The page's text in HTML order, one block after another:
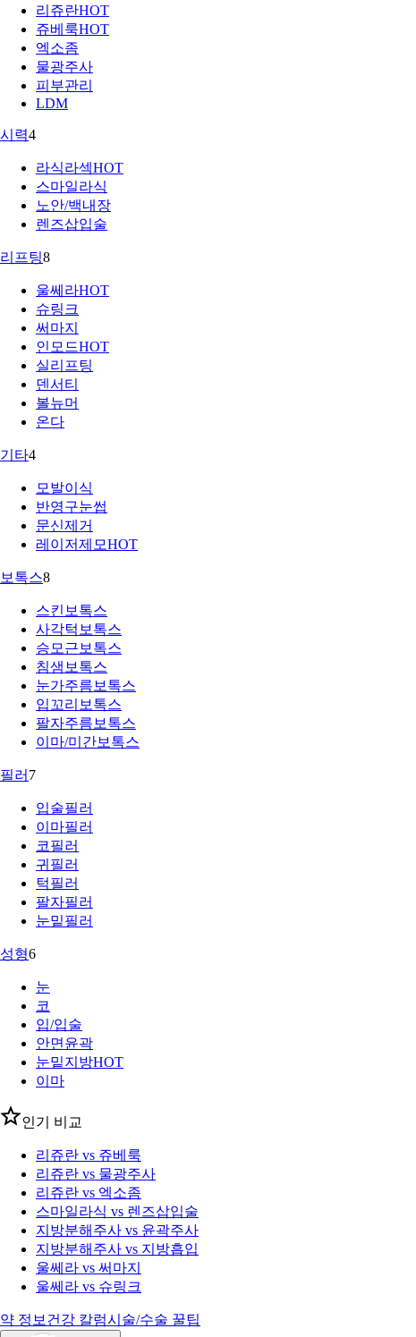
리쥬란HOT
쥬베룩HOT
엑소좀
물광주사
피부관리
LDM
시력4
라식라섹HOT
스마일라식
노안/백내장
렌즈삽입술
리프팅8
울쎄라HOT
슈링크
써마지
인모드HOT
실리프팅
덴서티
볼뉴머
온다
기타4
모발이식
반영구눈썹
문신제거
레이저제모HOT
보톡스8
스킨보톡스
사각턱보톡스
승모근보톡스
침샘보톡스
눈가주름보톡스
입꼬리보톡스
팔자주름보톡스
이마/미간보톡스
필러 7
입술필러
이마필러
코필러
귀필러
턱필러
팔자필러
눈밑필러
성형6
눈
코
입/입술
안면윤곽
눈밑지방HOT
이마
인기 비교
리쥬란 vs 쥬베룩
리쥬란 vs 물광주사
리쥬란 vs 엑소좀
스마일라식 vs 렌즈삽입술
지방분해주사 vs 윤곽주사
지방분해주사 vs 지방흡입
울쎄라 vs 써마지
울쎄라 vs 슈링크
약 정보 건강 칼럼시술/수술 꿀팁